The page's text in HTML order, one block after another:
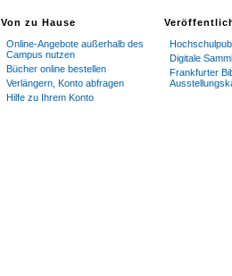
Von zu Hause
Online-Angebote außerhalb des
Campus nutzen
Bücher online bestellen
Verlängern, Konto abfragen
Hilfe zu Ihrem Konto
Digitale
Frankfurter